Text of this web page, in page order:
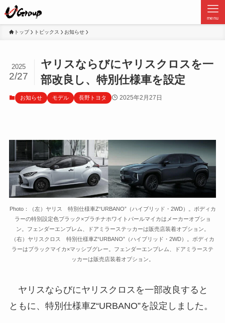
menu
トップ トピックス お知らせ
ヤリスならびにヤリスクロスを一
部改良し、特別仕様車を設定
2025
2/27
お知らせ モデル 長野トヨタ 2025年2月27日
Photo：（左）ヤリス 特別仕様車Z“URBANO”（ハイブリッド・2WD）。ボディカ
ラーの特別設定色ブラック×プラチナホワイトパールマイカはメーカーオプショ
ン。フェンダーエンブレム、ドアミラーステッカーは販売店装着オプション。
（右）ヤリスクロス 特別仕様車Z“URBANO”（ハイブリッド・2WD）。ボディカ
ラーはブラックマイカ×マッシブグレー。フェンダーエンブレム、ドアミラーステ
ッカーは販売店装着オプション。
ヤリスならびにヤリスクロスを一部改良すると
ともに、特別仕様車Z“URBANO”を設定しました。